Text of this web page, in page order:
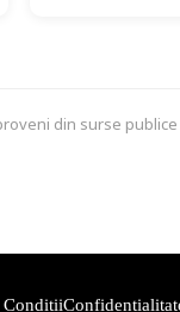
din surse
Condiții